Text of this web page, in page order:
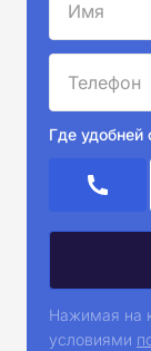
Где удобней
Нажимая на
условиями